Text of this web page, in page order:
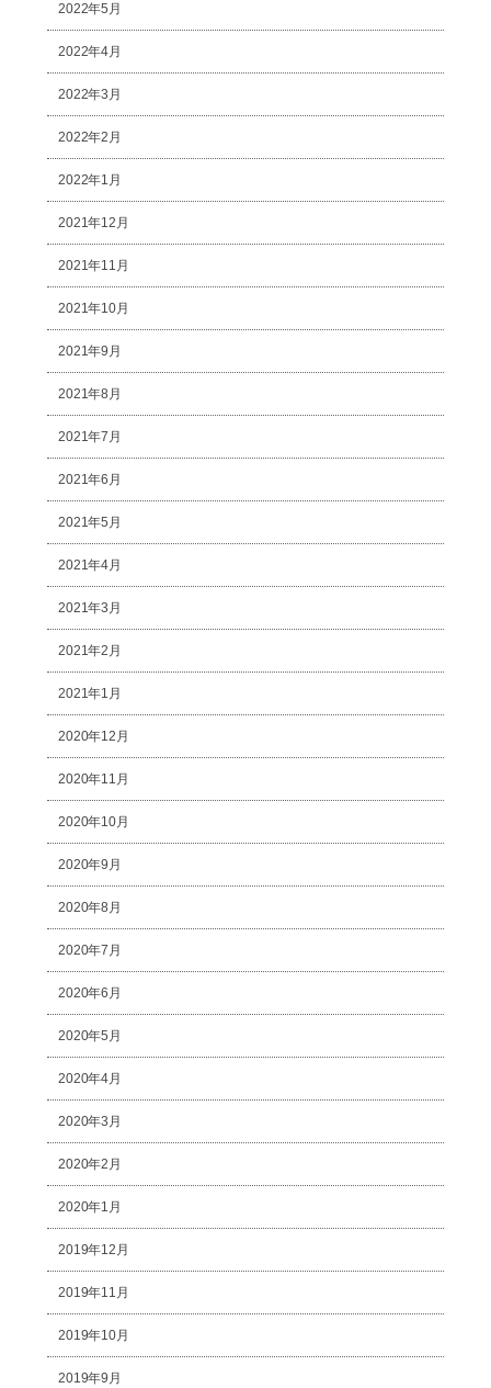
2022年5月
2022年4月
2022年3月
2022年2月
2022年1月
2021年12月
2021年11月
2021年10月
2021年9月
2021年8月
2021年7月
2021年6月
2021年5月
2021年4月
2021年3月
2021年2月
2021年1月
2020年12月
2020年11月
2020年10月
2020年9月
2020年8月
2020年7月
2020年6月
2020年5月
2020年4月
2020年3月
2020年2月
2020年1月
2019年12月
2019年11月
2019年10月
2019年9月